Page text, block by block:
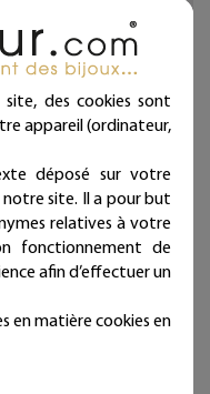
Donnez une
sur les effets en
mural au grè de vos
ou désordonnées.
noir façonnée à
une jolie
sa fabrication
des cookies sont
appareil (ordinateur,
déposé sur votre
notre site. Il a pour but
relatives à votre
fonctionnement de
afin d’effectuer un
en matière cookies en